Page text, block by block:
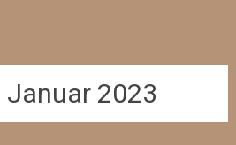
Januar 2023